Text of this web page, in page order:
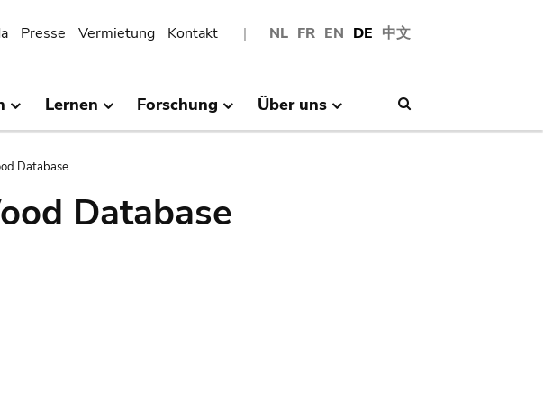
NL FR EN DE 中文
Presse Vermietung Kontakt
Lernen Forschung Über uns
Database
Database